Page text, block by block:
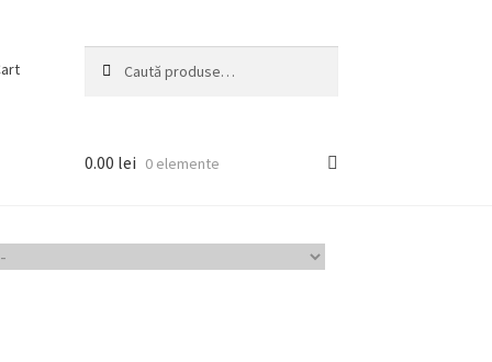
după:
0.00 lei 0 elemente